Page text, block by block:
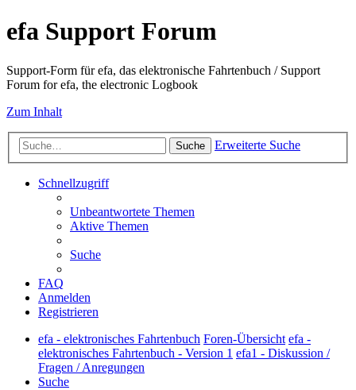
efa Support Forum
Support-Form für efa, das elektronische Fahrtenbuch / Support
Forum for efa, the electronic Logbook
Zum Inhalt
Suche Erweiterte Suche
Schnellzugriff
Unbeantwortete Themen
Aktive Themen
Suche
FAQ
Anmelden
Registrieren
efa - elektronisches Fahrtenbuch Foren-Übersicht efa -
elektronisches Fahrtenbuch - Version 1 efa1 - Diskussion /
Fragen / Anregungen
Suche